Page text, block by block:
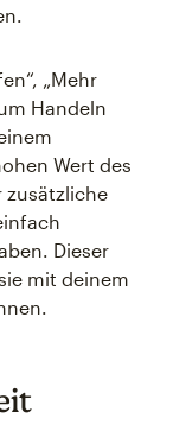
„Mehr
Handeln
Wert des
zusätzliche
Dieser
mit deinem